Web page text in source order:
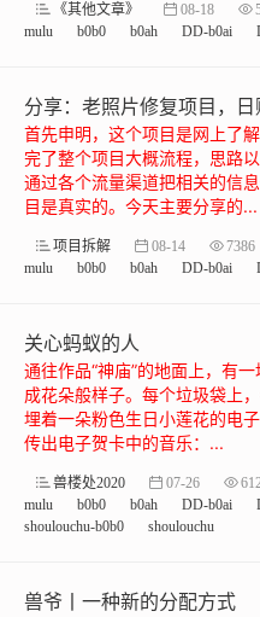
《其他文章》 08-18
mulu
b0b0 b0ah DD-b0ai
分享：老照片修复项目，
首先申明，这个项目是网上了
完了整个项目大概流程，思路
通过各个流量渠道把相关的信
目是真实的。今天主要分享的...
项目拆解 08-14 7386
mulu
b0b0 b0ah DD-b0ai
关心蚂蚁的人
通往作品“神庙”的地面上，有
成花朵般样子。每个垃圾袋上
埋着一朵粉色生日小莲花的电
传出电子贺卡中的音乐：...
兽楼处2020 07-26
mulu
b0b0 b0ah DD-b0ai
shoulouchu-b0b0
shoulouchu
兽爷丨一种新的分配方式